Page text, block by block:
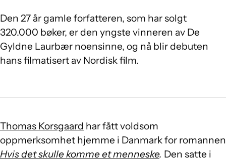
Den 27 år gamle forfatteren, som har solgt
320.000 bøker, er den yngste vinneren av De
Gyldne Laurbær noensinne, og nå blir debuten
hans filmatisert av Nordisk film.
Thomas Korsgaard har fått voldsom
oppmerksomhet hjemme i Danmark for romannen
Hvis det skulle komme et menneske. Den satte i